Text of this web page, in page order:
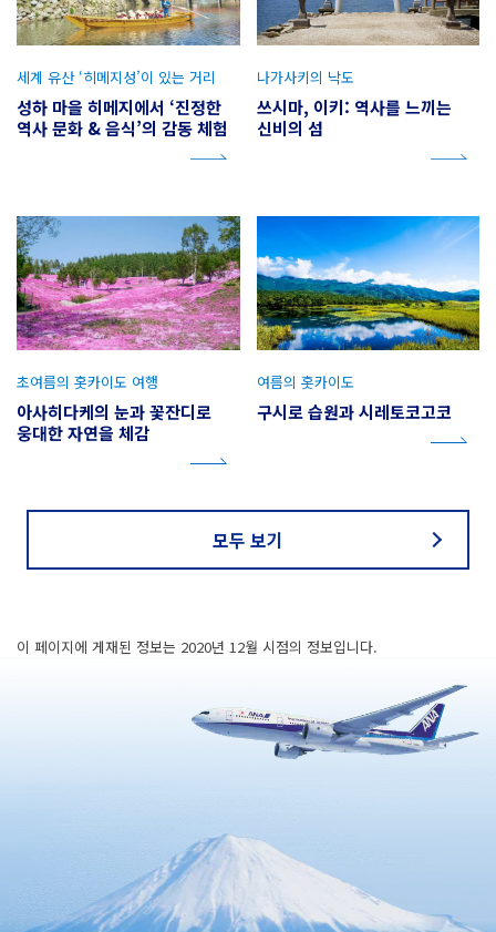
성하 마을 히메지에서 ‘진정한
역사 문화 & 음식’의 감동 체험
세계 유산 ‘히메지성’이 있는 거리
쓰시마, 이키: 역사를 느끼는
신비의 섬
나가사키의 낙도
아사히다케의 눈과 꽃잔디로
웅대한 자연을 체감
초여름의 홋카이도 여행
구시로 습원과 시레토코고코
여름의 홋카이도
모두 보기
이 페이지에 게재된 정보는 2020년 12월 시점의 정보입니다.